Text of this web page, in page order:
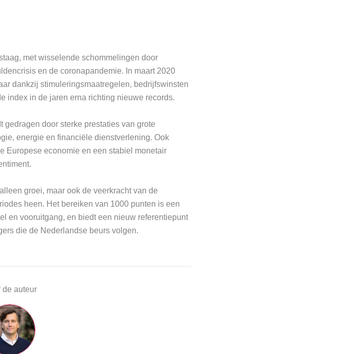
met wisselende schommelingen door
en de coronapandemie. In maart 2020
dankzij stimuleringsmaatregelen, bedrijfswinsten
index in de jaren erna richting nieuwe records.
door sterke prestaties van grote
energie en financiële dienstverlening. Ook
Europese economie en een stabiel monetair
groei, maar ook de veerkracht van de
heen. Het bereiken van 1000 punten is een
en vooruitgang, en biedt een nieuw referentiepunt
die de Nederlandse beurs volgen.
de auteur